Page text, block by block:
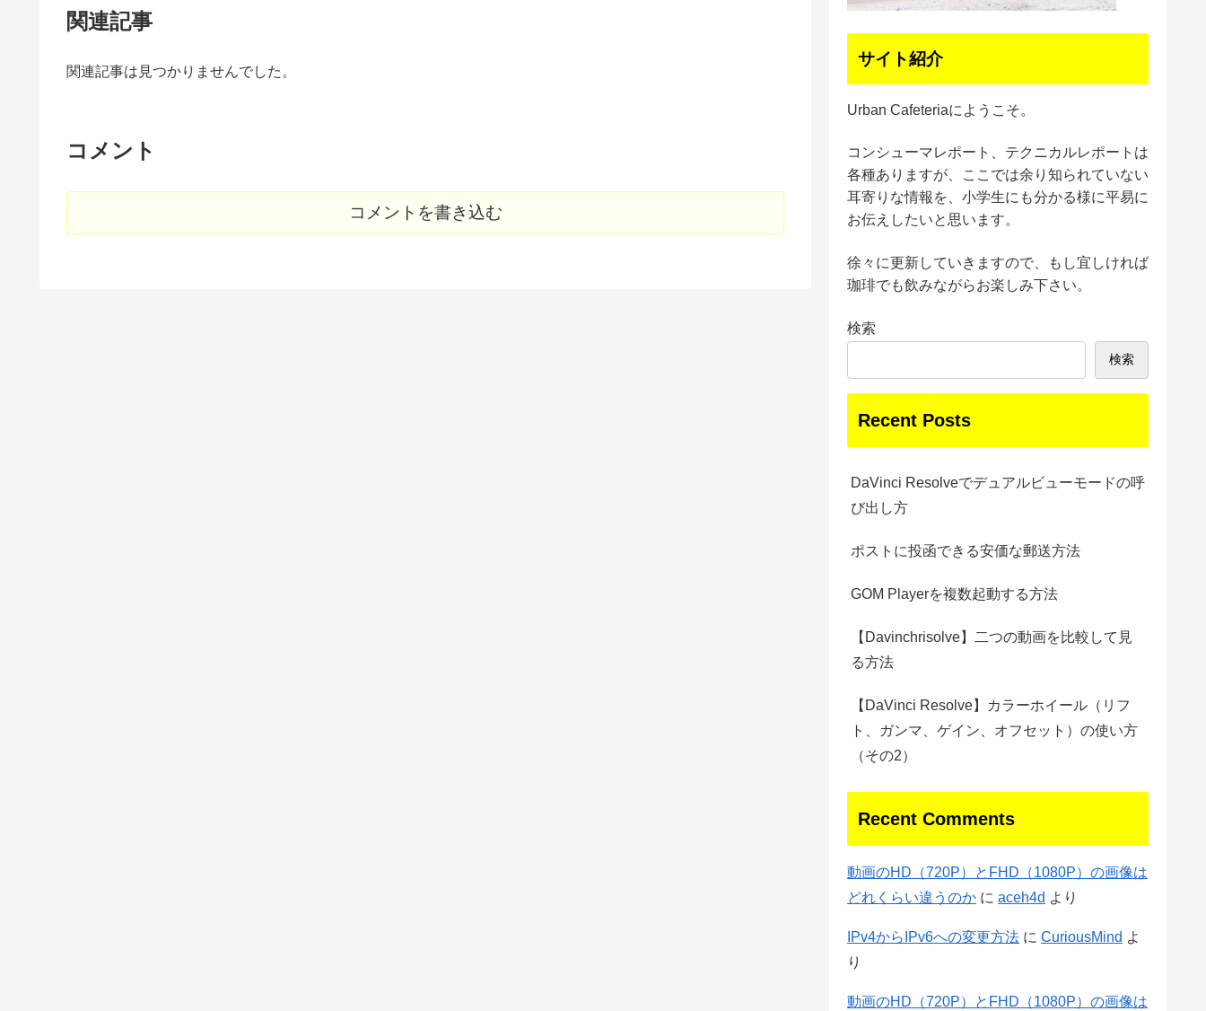
関連記事
関連記事は見つかりませんでした。
コメント
コメントを書き込む
サイト紹介
Urban Cafeteriaにようこそ。
コンシューマレポート、テクニカルレポートは
各種ありますが、ここでは余り知られていない
耳寄りな情報を、小学生にも分かる様に平易に
お伝えしたいと思います。
徐々に更新していきますので、もし宜しければ
珈琲でも飲みながらお楽しみ下さい。
検索
検索
Recent Posts
DaVinci Resolveでデュアルビューモードの呼
び出し方
ポストに投函できる安価な郵送方法
GOM Playerを複数起動する方法
【Davinchrisolve】二つの動画を比較して見
る方法
【DaVinci Resolve】カラーホイール（リフ
ト、ガンマ、ゲイン、オフセット）の使い方
（その2）
Recent Comments
動画のHD（720P）とFHD（1080P）の画像は
どれくらい違うのか に aceh4d より
IPv4からIPv6への変更方法 に CuriousMind よ
り
動画のHD（720P）とFHD（1080P）の画像は